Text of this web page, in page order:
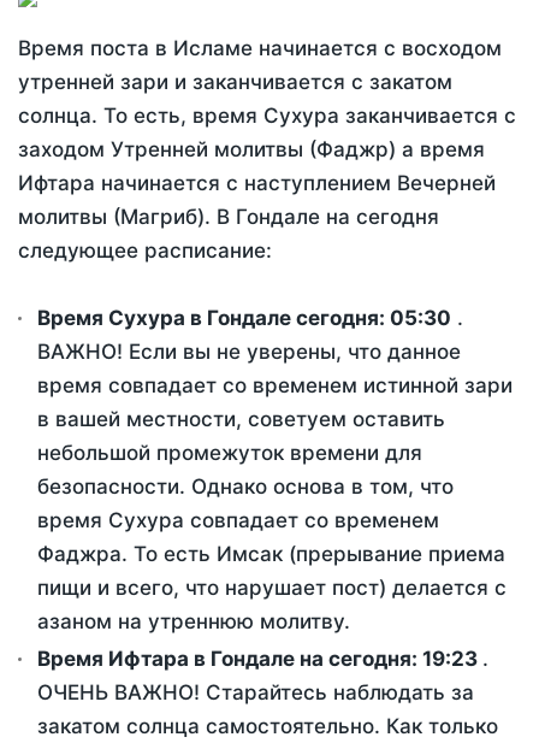
Время поста в Исламе начинается с восходом
утренней зари и заканчивается с закатом
солнца. То есть, время Сухура заканчивается с
заходом Утренней молитвы (Фаджр) а время
Ифтара начинается с наступлением Вечерней
молитвы (Магриб). В Гондале на сегодня
следующее расписание:
Время Сухура в Гондале сегодня: 05:30 .
ВАЖНО! Если вы не уверены, что данное
время совпадает со временем истинной зари
в вашей местности, советуем оставить
небольшой промежуток времени для
безопасности. Однако основа в том, что
время Сухура совпадает со временем
Фаджра. То есть Имсак (прерывание приема
пищи и всего, что нарушает пост) делается с
азаном на утреннюю молитву.
Время Ифтара в Гондале на сегодня: 19:23 .
ОЧЕНЬ ВАЖНО! Старайтесь наблюдать за
закатом солнца самостоятельно. Как только